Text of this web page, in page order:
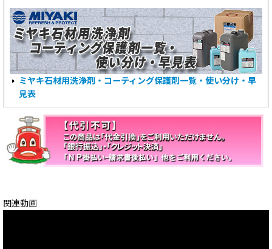
ミヤキ石材用洗浄剤・コーティング保護剤一覧・使い分け・早
見表
関連動画